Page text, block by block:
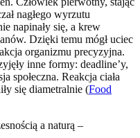
nagłego wyrzutu
napinały się, a krew
Dzięki temu mógł uciec
organizmu precyzyjna.
inne formy: deadline’y,
społeczna. Reakcja ciała
się diametralnie (Food